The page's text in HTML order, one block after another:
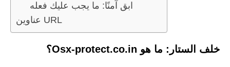
ابق آمنًا: ما يجب عليك فعله
عناوين URL
خلف الستار: ما هو Osx-protect.co.in؟